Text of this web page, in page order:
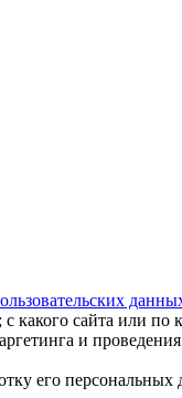
какого сайта или
и
его